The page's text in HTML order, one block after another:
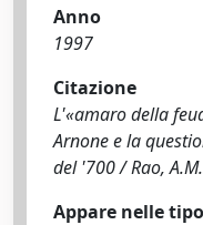
Anno
1997
Citazione
L'«amaro della
Arnone e la
del '700 / Rao,
Appare nelle